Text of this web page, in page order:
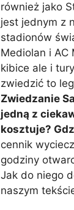
również jako
jest jednym z
stadionów
Mediolan i AC
kibice ale i
zwiedzić to
Zwiedzanie
jedną z
kosztuje?
cennik
godziny
Jak do niego
naszym